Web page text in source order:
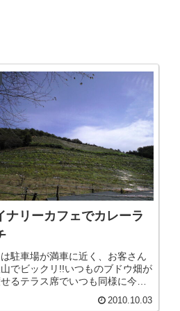
ナリーカフェでカレーラ
駐車場が満車に近く、お客さん
でビックリ!!いつものブドウ畑が
るテラス席でいつも同様に今日
し、カレーランチと、ぶどうジュ
2010.10.03